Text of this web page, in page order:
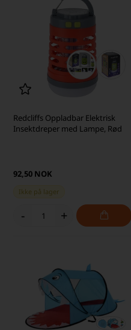
Redcliffs Oppladbar Elektrisk
Insektdreper med Lampe, Rød
92,50 NOK
Ikke på lager
- +